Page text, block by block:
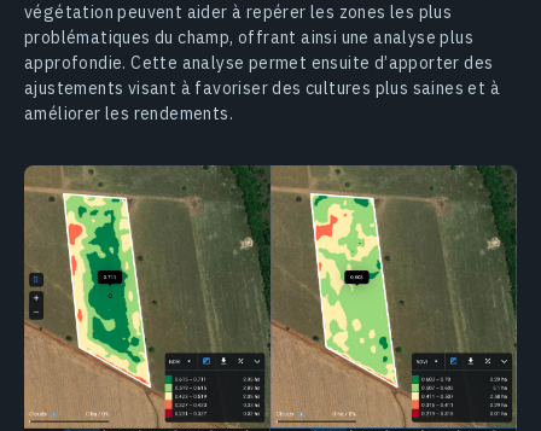
végétation peuvent aider à repérer les zones les plus
problématiques du champ, offrant ainsi une analyse plus
approfondie. Cette analyse permet ensuite d’apporter des
ajustements visant à favoriser des cultures plus saines et à
améliorer les rendements.